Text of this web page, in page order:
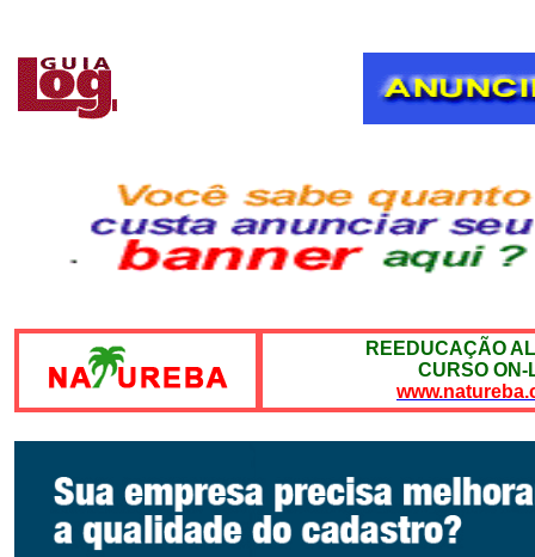
REEDUCAÇÃO
CURSO ON-